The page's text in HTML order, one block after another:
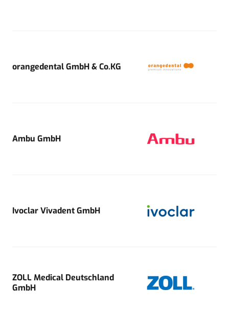
orangedental GmbH & Co.KG
Ambu GmbH
Ivoclar Vivadent GmbH
ZOLL Medical Deutschland
GmbH